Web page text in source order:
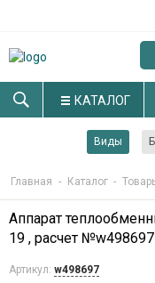
КАТАЛОГ
Виды
Главная - Каталог -
Аппарат
19 , расчет №w498697
Артикул: w498697